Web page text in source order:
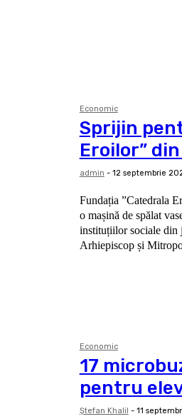
Economic
Sprijin
Eroilor”
admin - 12 septembrie
Fundația ”Catedrala
o mașină de spălat
instituțiilor sociale din
Economic
17
pentru
Ştefan Khalil - 11